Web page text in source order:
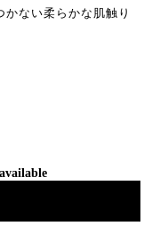
ない柔らかな肌触り